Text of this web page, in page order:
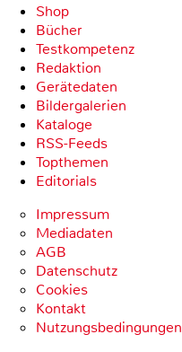
Shop
Bücher
Testkompetenz
Redaktion
Gerätedaten
Bildergalerien
Kataloge
RSS-Feeds
Topthemen
Editorials
Impressum
Mediadaten
AGB
Datenschutz
Cookies
Kontakt
Nutzungsbedingungen